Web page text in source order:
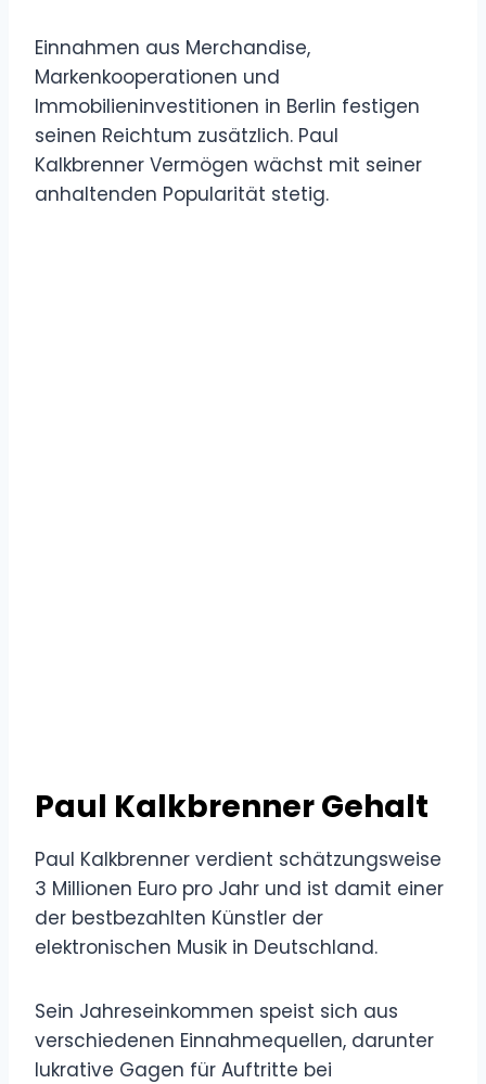
Einnahmen aus Merchandise,
Markenkooperationen und
Immobilieninvestitionen in Berlin festigen
seinen Reichtum zusätzlich. Paul
Kalkbrenner Vermögen wächst mit seiner
anhaltenden Popularität stetig.
Paul Kalkbrenner Gehalt
Paul Kalkbrenner verdient schätzungsweise
3 Millionen Euro pro Jahr und ist damit einer
der bestbezahlten Künstler der
elektronischen Musik in Deutschland.
Sein Jahreseinkommen speist sich aus
verschiedenen Einnahmequellen, darunter
lukrative Gagen für Auftritte bei